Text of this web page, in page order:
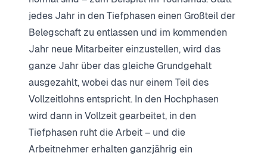
jedes Jahr in den Tiefphasen einen Großteil der
Belegschaft zu entlassen und im kommenden
Jahr neue Mitarbeiter einzustellen, wird das
ganze Jahr über das gleiche Grundgehalt
ausgezahlt, wobei das nur einem Teil des
Vollzeitlohns entspricht. In den Hochphasen
wird dann in Vollzeit gearbeitet, in den
Tiefphasen ruht die Arbeit – und die
Arbeitnehmer erhalten ganzjährig ein